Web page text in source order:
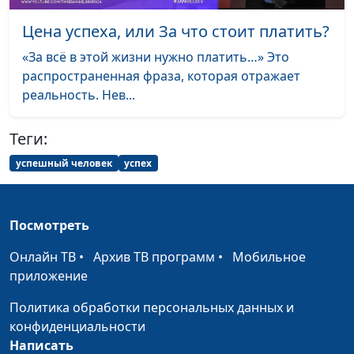
отношения с Богом
Иуда искариотский:
предатель в окружении
Иисуса
священнослужитель
духовное бесплодие
Что значит быть
мудрым, как змея, или
священнослужитель
Как одеваться по-
христиански (вторая
часть)
священнослужитель
Как одеваться по-
христиански (первая
часть)
Андрей Качалаба,
Цена успеха, или За что стоит платить?
«За всё в этой жизни нужно платить…» Это
распространенная фраза, которая отражает
реальность. Нев...
Теги:
успешный человек успех
Посмотреть
Онлайн ТВ • Архив ТВ программ • Мобильное
приложение
Политика обработки персональных данных и
конфиденциальности
Написать